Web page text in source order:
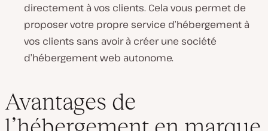
directement à vos clients. Cela vous permet de
proposer votre propre service d’hébergement à
vos clients sans avoir à créer une société
d’hébergement web autonome.
Avantages de